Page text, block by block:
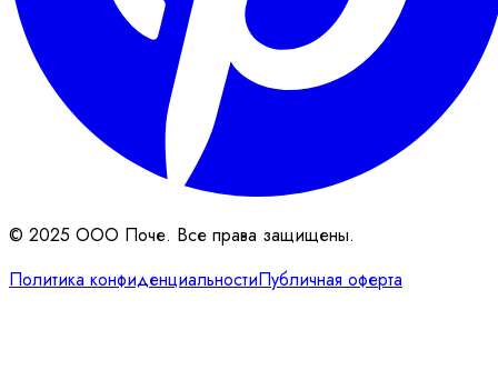
© 2025 ООО Поче. Все права защищены.
Политика конфиденциальностиПубличная оферта